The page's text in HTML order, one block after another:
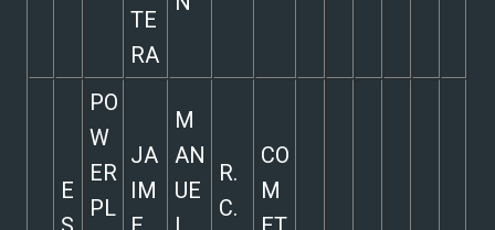
TE
RA
E
PO
W
ER
PL
JA
IM
M
AN
UE
R.
C.
CO
M